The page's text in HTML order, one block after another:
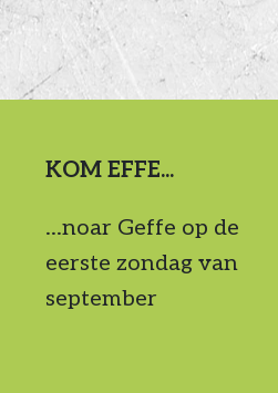
KOM EFFE...
...noar Geffe op de
eerste zondag van
september